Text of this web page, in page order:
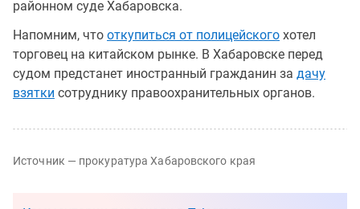
районном суде Хабаровска.
Напомним, что откупиться от полицейского хотел
торговец на китайском рынке. В Хабаровске перед
судом предстанет иностранный гражданин за дачу
взятки сотруднику правоохранительных органов.
Источник — прокуратура Хабаровского края